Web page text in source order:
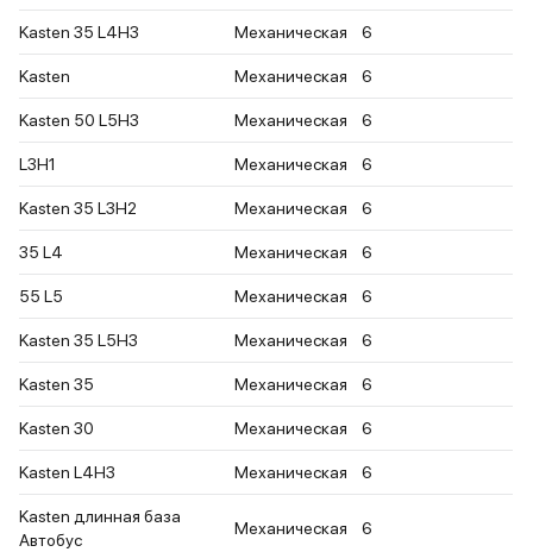
Kasten 35 L4H3 Механическая 6
Kasten Механическая 6
Kasten 50 L5H3 Механическая 6
L3H1 Механическая 6
Kasten 35 L3H2 Механическая 6
35 L4 Механическая 6
55 L5 Механическая 6
Kasten 35 L5H3 Механическая 6
Kasten 35 Механическая 6
Kasten 30 Механическая 6
Kasten L4H3 Механическая 6
Kasten длинная база
Автобус
Механическая 6